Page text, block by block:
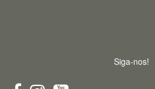
Siga-nos!